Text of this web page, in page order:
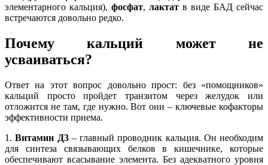
элементарного кальция), фосфат, лактат в виде БАД сейчас
встречаются довольно редко.
Почему кальций может не
усваиваться?
Ответ на этот вопрос довольно прост: без «помощников»
кальций просто пройдет транзитом через желудок или
отложится не там, где нужно. Вот они – ключевые кофакторы
эффективности приема.
1.Витамин Д3 – главный проводник кальция. Он необходим
для синтеза связывающих белков в кишечнике, которые
обеспечивают всасывание элемента. Без адекватного уровня